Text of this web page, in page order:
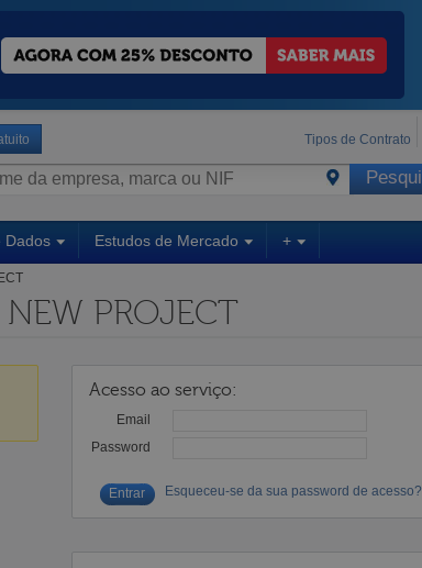
Tipos de Contrato
Dados Estudos de Mercado +
PROJECT
Acesso ao serviço:
Email
Password
Esqueceu-se da sua password de acesso?